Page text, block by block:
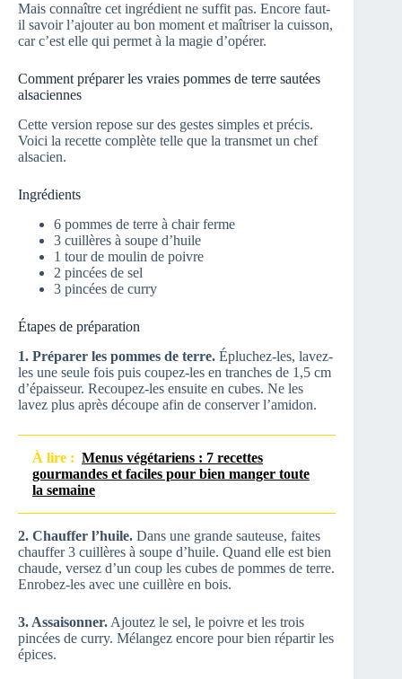
Mais connaître cet ingrédient ne suffit pas. Encore faut-
il savoir l’ajouter au bon moment et maîtriser la cuisson,
car c’est elle qui permet à la magie d’opérer.
Comment préparer les vraies pommes de terre sautées
alsaciennes
Cette version repose sur des gestes simples et précis.
Voici la recette complète telle que la transmet un chef
alsacien.
Ingrédients
6 pommes de terre à chair ferme
3 cuillères à soupe d’huile
1 tour de moulin de poivre
2 pincées de sel
3 pincées de curry
Étapes de préparation
1. Préparer les pommes de terre. Épluchez-les, lavez-
les une seule fois puis coupez-les en tranches de 1,5 cm
d’épaisseur. Recoupez-les ensuite en cubes. Ne les
lavez plus après découpe afin de conserver l’amidon.
À lire : Menus végétariens : 7 recettes
gourmandes et faciles pour bien manger toute
la semaine
2. Chauffer l’huile. Dans une grande sauteuse, faites
chauffer 3 cuillères à soupe d’huile. Quand elle est bien
chaude, versez d’un coup les cubes de pommes de terre.
Enrobez-les avec une cuillère en bois.
3. Assaisonner. Ajoutez le sel, le poivre et les trois
pincées de curry. Mélangez encore pour bien répartir les
épices.